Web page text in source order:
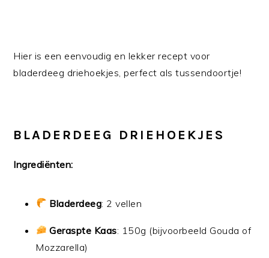
Hier is een eenvoudig en lekker recept voor
bladerdeeg driehoekjes, perfect als tussendoortje!
BLADERDEEG DRIEHOEKJES
Ingrediënten:
Bladerdeeg: 2 vellen
Geraspte Kaas: 150g (bijvoorbeeld Gouda of
Mozzarella)